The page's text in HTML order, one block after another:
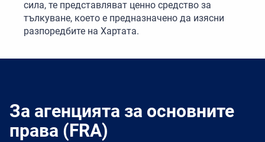
сила, те представляват ценно средство за
тълкуване, което е предназначено да изясни
разпоредбите на Хартата.
За агенцията за основните
права (FRA)